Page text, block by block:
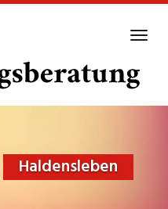
Haldensleben